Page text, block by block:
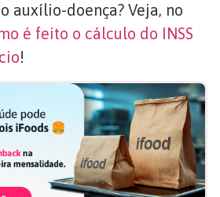
auxílio-doença? Veja, no
é feito o cálculo do INSS
!